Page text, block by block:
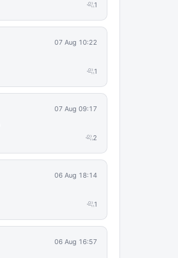
1
07 Aug 10:22
1
07 Aug 09:17
2
06 Aug 18:14
1
06 Aug 16:57